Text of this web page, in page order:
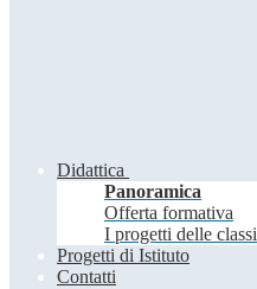
Didattica
Panoramica
Offerta formativa
I progetti delle classi
Progetti di Istituto
Contatti